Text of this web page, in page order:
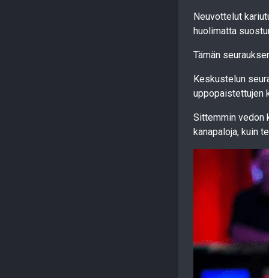
Neuvottelut
huolimatta
Tämän
Keskustelun
uppopaistettujen
Sittemmin vedon
kanapaloja, kuin